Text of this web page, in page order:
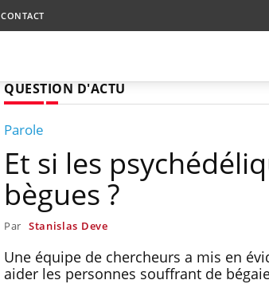
CONTACT
QUESTION D'ACTU
Parole
Et si les
bègues ?
Par Stanislas Deve
Une équipe de chercheurs a mis en
aider les personnes souffrant de